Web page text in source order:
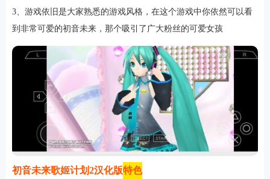
3、游戏依旧是大家熟悉的游戏风格，在这个游戏中你依然可以看
到非常可爱的初音未来，那个吸引了广大粉丝的可爱女孩
初音未来歌姬计划2汉化版特色